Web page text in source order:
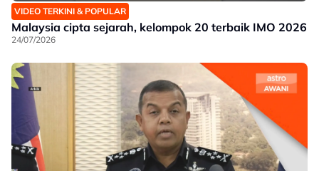
VIDEO TERKINI & POPULAR
Malaysia cipta sejarah, kelompok 20 terbaik IMO 2026
24/07/2026